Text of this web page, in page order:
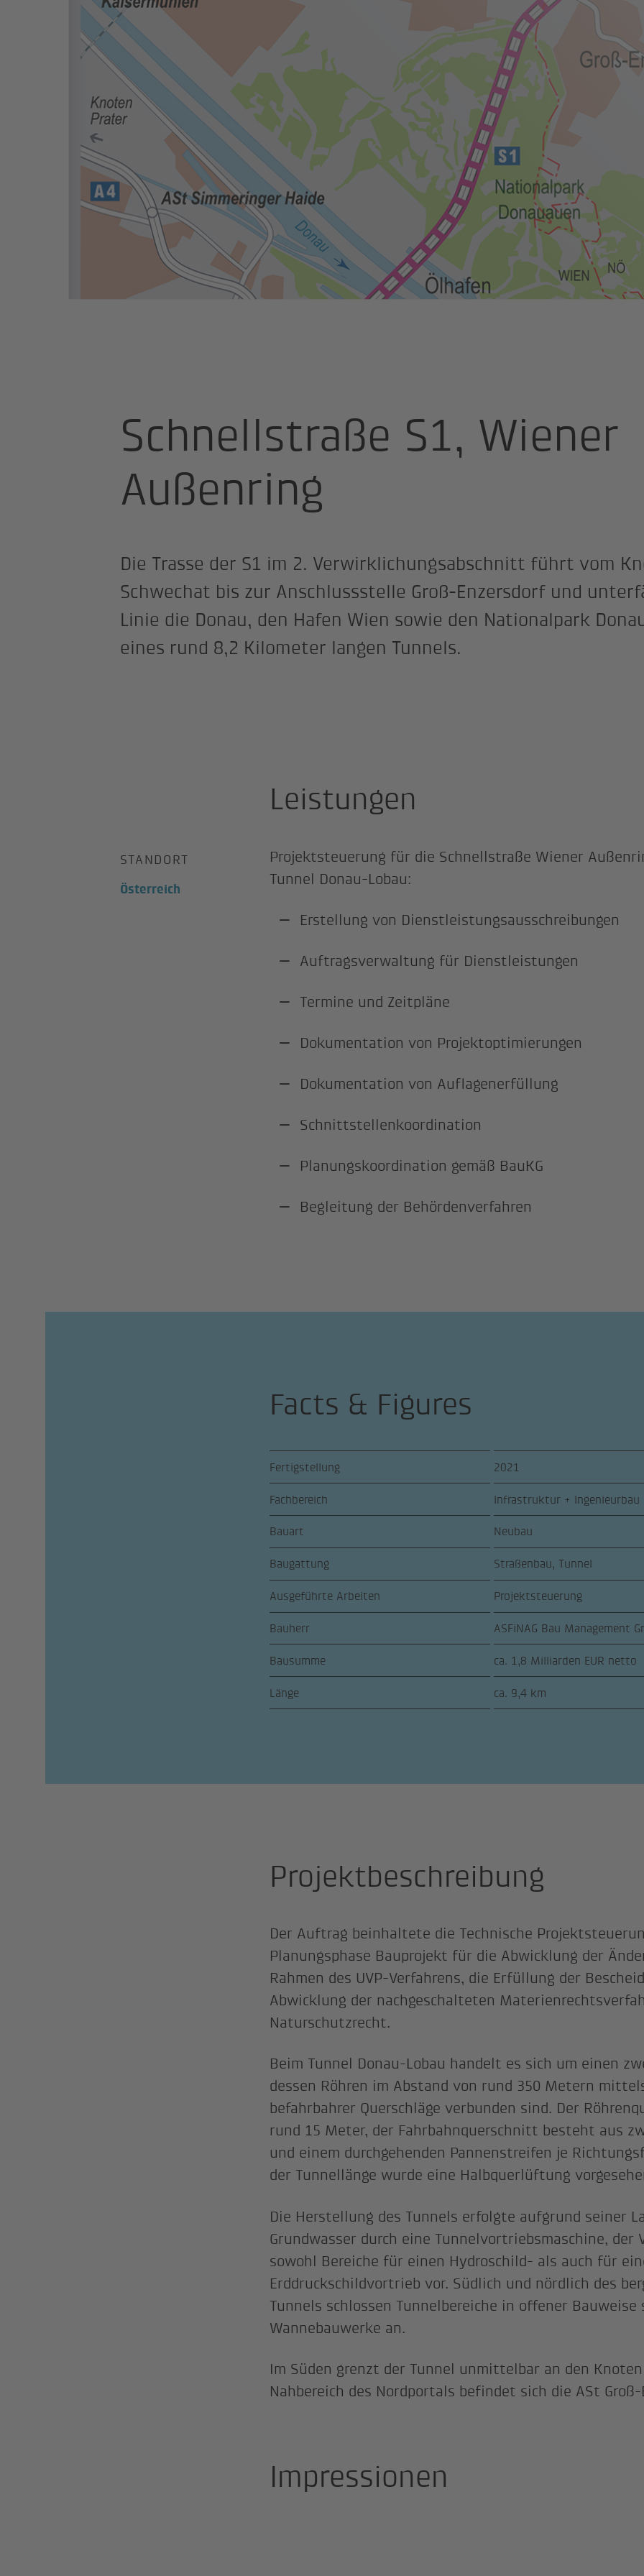
Schnellstraße S1, Wiener
Außenring
Die Trasse der S1 im 2. Verwirklichungsabschnitt führt vom
Schwechat bis zur Anschlussstelle Groß-Enzersdorf und
Linie die Donau, den Hafen Wien sowie den Nationalpark
eines rund 8,2 Kilometer langen Tunnels.
Leistungen
STANDORT
Österreich
Projektsteuerung für die Schnellstraße Wiener
Tunnel Donau-Lobau:
Erstellung von Dienstleistungsausschreibungen
Auftragsverwaltung für Dienstleistungen
Termine und Zeitpläne
Dokumentation von Projektoptimierungen
Dokumentation von Auflagenerfüllung
Schnittstellenkoordination
Planungskoordination gemäß BauKG
Begleitung der Behördenverfahren
Facts & Figures
Fertigstellung 2021
Fachbereich Infrastruktur + Ingenieurbau
Bauart Neubau
Baugattung Straßenbau, Tunnel
Ausgeführte Arbeiten Projektsteuerung
Bauherr ASFiNAG Bau Management
Bausumme ca. 1,8 Milliarden EUR netto
Länge ca. 9,4 km
Projektbeschreibung
Der Auftrag beinhaltete die Technische
Planungsphase Bauprojekt für die Abwicklung der
Rahmen des UVP-Verfahrens, die Erfüllung der
Abwicklung der nachgeschalteten
Naturschutzrecht.
Beim Tunnel Donau-Lobau handelt es sich um einen
dessen Röhren im Abstand von rund 350 Metern
befahrbahrer Querschläge verbunden sind. Der
rund 15 Meter, der Fahrbahnquerschnitt besteht aus
und einem durchgehenden Pannenstreifen je
der Tunnellänge wurde eine Halbquerlüftung
Die Herstellung des Tunnels erfolgte aufgrund seiner
Grundwasser durch eine Tunnelvortriebsmaschine, der
sowohl Bereiche für einen Hydroschild- als auch für
Erddruckschildvortrieb vor. Südlich und nördlich des
Tunnels schlossen Tunnelbereiche in offener Bauweise
Wannebauwerke an.
Im Süden grenzt der Tunnel unmittelbar an den
Nahbereich des Nordportals befindet sich die ASt Groß-
Impressionen